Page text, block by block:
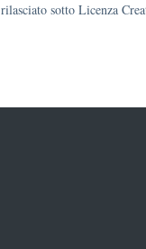
sotto Licenza